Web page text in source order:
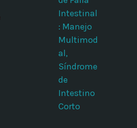
Intestinal
: Manejo
Multimod
al,
Síndrome
de
Intestino
Corto